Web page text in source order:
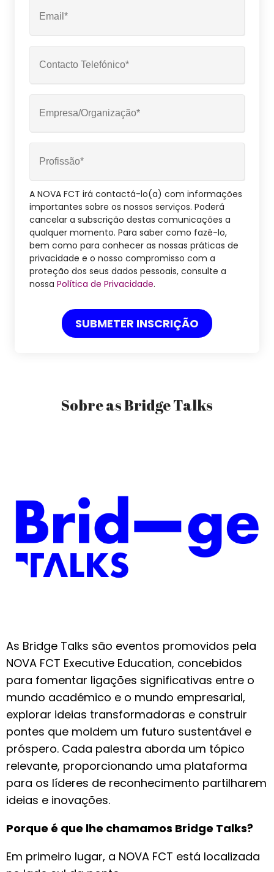
A NOVA FCT irá contactá-lo(a) com informações
importantes sobre os nossos serviços. Poderá
cancelar a subscrição destas comunicações a
qualquer momento. Para saber como fazê-lo,
bem como para conhecer as nossas práticas de
privacidade e o nosso compromisso com a
proteção dos seus dados pessoais, consulte a
nossa Política de Privacidade.
Sobre as Bridge Talks
As Bridge Talks são eventos promovidos pela
NOVA FCT Executive Education, concebidos
para fomentar ligações significativas entre o
mundo académico e o mundo empresarial,
explorar ideias transformadoras e construir
pontes que moldem um futuro sustentável e
próspero. Cada palestra aborda um tópico
relevante, proporcionando uma plataforma
para os líderes de reconhecimento partilharem
ideias e inovações.
Porque é que lhe chamamos Bridge Talks?
Em primeiro lugar, a NOVA FCT está localizada